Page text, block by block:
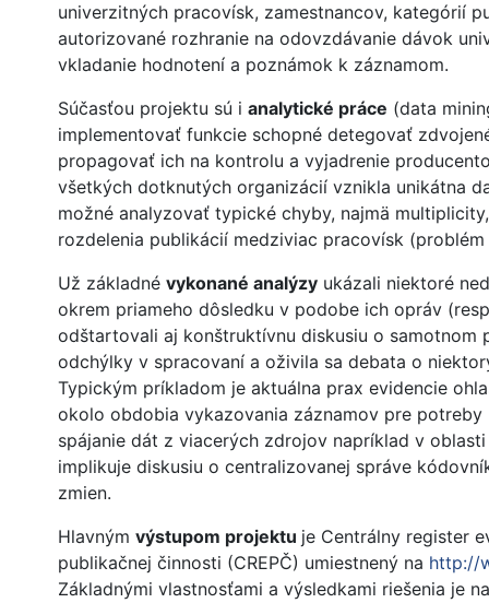
univerzitných pracovísk, zamestnancov, kategórií
autorizované rozhranie na odovzdávanie dávok
vkladanie hodnotení a poznámok k záznamom.
Súčasťou projektu sú i analytické práce (data
implementovať funkcie schopné detegovať
propagovať ich na kontrolu a vyjadrenie
všetkých dotknutých organizácií vznikla unikátna
možné analyzovať typické chyby, najmä
rozdelenia publikácií medziviac pracovísk
Už základné vykonané analýzy ukázali niektoré
okrem priameho dôsledku v podobe ich opráv
odštartovali aj konštruktívnu diskusiu o samotnom
odchýlky v spracovaní a oživila sa debata o
Typickým príkladom je aktuálna prax evidencie
okolo obdobia vykazovania záznamov pre
spájanie dát z viacerých zdrojov napríklad v
implikuje diskusiu o centralizovanej správe
zmien.
Hlavným výstupom projektu je Centrálny register
publikačnej činnosti (CREPČ) umiestnený na http://
Základnými vlastnosťami a výsledkami riešenia je